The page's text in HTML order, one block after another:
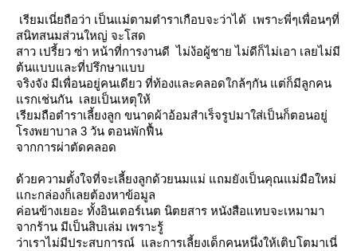
เรียมเนี่ยถือว่า เป็นแม่ตามตำราเกือบจะว่าได้ เพราะพี่ๆเพื่อนๆที่
สนิทสนมส่วนใหญ่ จะโสด
สาว เปรี้ยว ซ่า หน้าที่การงานดี ไม่ง้อผู้ชาย ไม่ดีก็ไม่เอา เลยไม่มี
ต้นแบบและที่ปรึกษาแบบ
จริงจัง มีเพื่อนอยู่คนเดียว ที่ท้องและคลอดใกล้ๆกัน แต่ก็มีลูกคน
รกเช่นกัน เลยเป็นเหตุให้
เรียมถือตำราเลี้ยงลูก ขนาดผ้าอ้อมสำเร็จรูปมาใส่เป็นก็ตอนอยู่
รงพยาบาล 3 วัน ตอนพักฟื้น
จากการผ่าตัดคลอด
ด้วยความตั้งใจที่จะเลี้ยงลูกด้วยนมแม่ แถมยังเป็นคุณแม่มือใหม่
กะกล่องก็เลยต้องหาข้อมูล
ค่อนข้างเยอะ ทั้งอินเตอร์เนต นิตยสาร หนังสือแทบจะเหมามา
จากร้าน มีเป็นสิบเล่ม เพราะรู้
ว่าเราไม่มีประสบการณ์ และการเลี้ยงเด็กคนหนึ่งให้เติบโตมาเนี่